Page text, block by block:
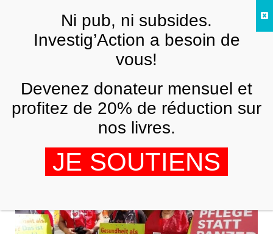
Conflits sociaux dans les maisons de
repos
7 AOÛT 2019
ANALYSES ET TÉMOIGNAGES
FRNi pub, ni subsides.
Investig’Action a besoin de
vous!
Devenez donateur mensuel et
profitez de 20% de réduction sur
nos livres.
JE SOUTIENS